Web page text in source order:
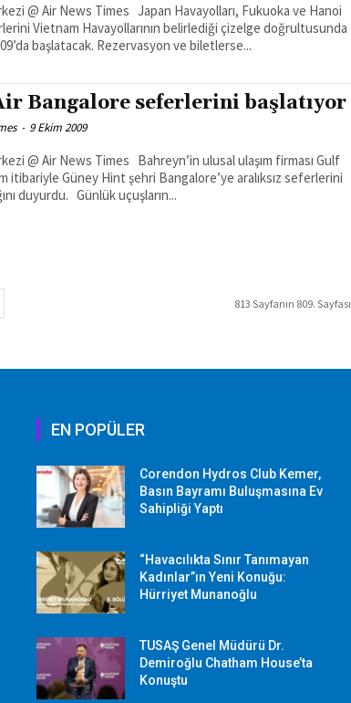
Times Japan Havayolları, Fukuoka ve Hanoi
Vietnam Havayollarının belirlediği çizelge doğrultusunda
başlatacak. Rezervasyon ve biletlerse...
Bangalore seferlerini başlatıyor
- 9 Ekim 2009
Times Bahreyn’in ulusal ulaşım firması Gulf
itibariyle Güney Hint şehri Bangalore’ye aralıksız seferlerini
başlatacağını duyurdu. Günlük uçuşların...
813 Sayfanın 809. Sayfası
EN POPÜLER
Corendon Hydros Club Kemer,
Basın Bayramı Buluşmasına Ev
Sahipliği Yaptı
“Havacılıkta Sınır Tanımayan
Kadınlar”ın Yeni Konuğu:
Hürriyet Munanoğlu
TUSAŞ Genel Müdürü Dr.
Demiroğlu Chatham House’ta
Konuştu